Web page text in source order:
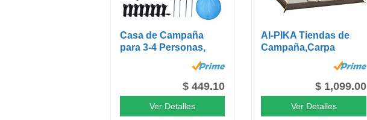
Casa de Campaña
para 3-4 Personas,
$ 449.10
Ver Detalles
AI-PIKA Tiendas de
Campaña,Carpa
$ 1,099.00
Ver Detalles